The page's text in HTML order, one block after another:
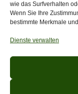
wie das Surfverhalten
Wenn Sie Ihre
bestimmte Merkmale
Dienste verwalten
Wir sind
Garten